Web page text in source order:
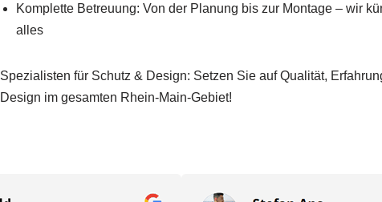
Komplette Betreuung: Von der Planung bis zur Montage – wir
alles
Spezialisten für Schutz & Design: Setzen Sie auf Qualität,
Design im gesamten Rhein-Main-Gebiet!